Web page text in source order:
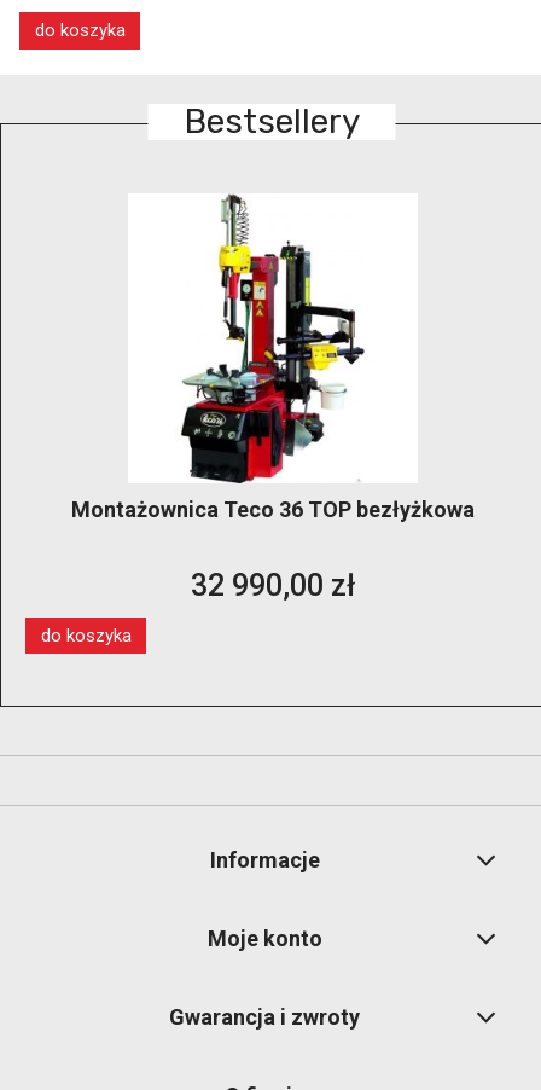
do koszyka
Bestsellery
GRUBBER KónigStiger –bezłyżkowa
kół 14″–28″ z dwoma ramionami pomocniczymi i
windą koła
13 350,00 zł
do koszyka
Informacje
Moje konto
Gwarancja i zwroty